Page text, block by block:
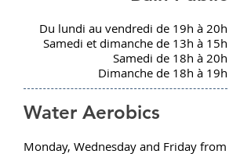
Du lundi au vendredi de 19h à 20h
Samedi et dimanche de 13h à 15h
Samedi de 18h à 20h
Dimanche de 18h à 19h
Water Aerobics
Monday, Wednesday and Friday from